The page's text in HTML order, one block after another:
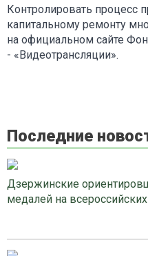
Контролировать процесс
капитальному ремонту
на официальном сайте
- «Видеотрансляции».
Последние
Дзержинские
медалей на